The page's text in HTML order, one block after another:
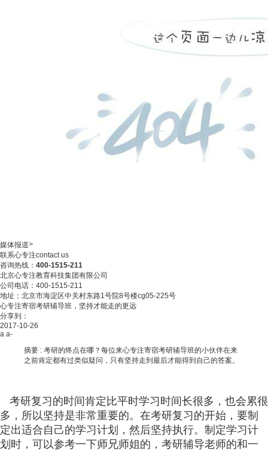
媒体报道>
联系心专注contact us
咨询热线： 400-1515-211
北京心专注教育科技集团有限公司
公司电话：400-1515-211
地址：北京市海淀区中关村东路1号院8号楼cg05-225号
心专注寄宿考研辅导班，坚持才能走的更远
分享到：
2017-10-26
a a-
摘要 : 考研的终点在哪？每位来心专注寄宿考研辅导班的小伙伴在来
之前肯定都有过类似疑问，只有坚持走到最后才能得到自己的答案。
考研复习的时间肯定比平时学习时间长很多，也会累很
多，所以坚持是非常重要的。在考研复习的开始，要制
定出适合自己的学习计划，然后坚持执行。制定学习计
划时，可以参考一下师兄师姐的，考研辅导老师的和一